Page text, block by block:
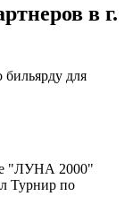
в г.
для
"ЛУНА 2000"
Турнир по